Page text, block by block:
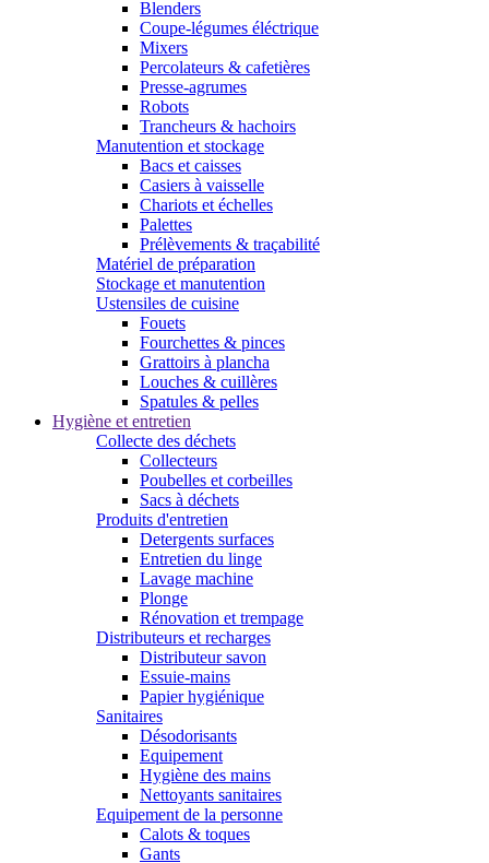
Blenders
Coupe-légumes éléctrique
Mixers
Percolateurs & cafetières
Presse-agrumes
Robots
Trancheurs & hachoirs
Manutention et stockage
Bacs et caisses
Casiers à vaisselle
Chariots et échelles
Palettes
Prélèvements & traçabilité
Matériel de préparation
Stockage et manutention
Ustensiles de cuisine
Fouets
Fourchettes & pinces
Grattoirs à plancha
Louches & cuillères
Spatules & pelles
Hygiène et entretien
Collecte des déchets
Collecteurs
Poubelles et corbeilles
Sacs à déchets
Produits d'entretien
Detergents surfaces
Entretien du linge
Lavage machine
Plonge
Rénovation et trempage
Distributeurs et recharges
Distributeur savon
Essuie-mains
Papier hygiénique
Sanitaires
Désodorisants
Equipement
Hygiène des mains
Nettoyants sanitaires
Equipement de la personne
Calots & toques
Gants